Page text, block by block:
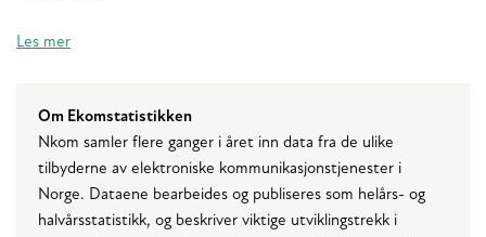
Les mer
Om Ekomstatistikken
Nkom samler flere ganger i året inn data fra de ulike
tilbyderne av elektroniske kommunikasjonstjenester i
Norge. Dataene bearbeides og publiseres som helårs- og
halvårsstatistikk, og beskriver viktige utviklingstrekk i